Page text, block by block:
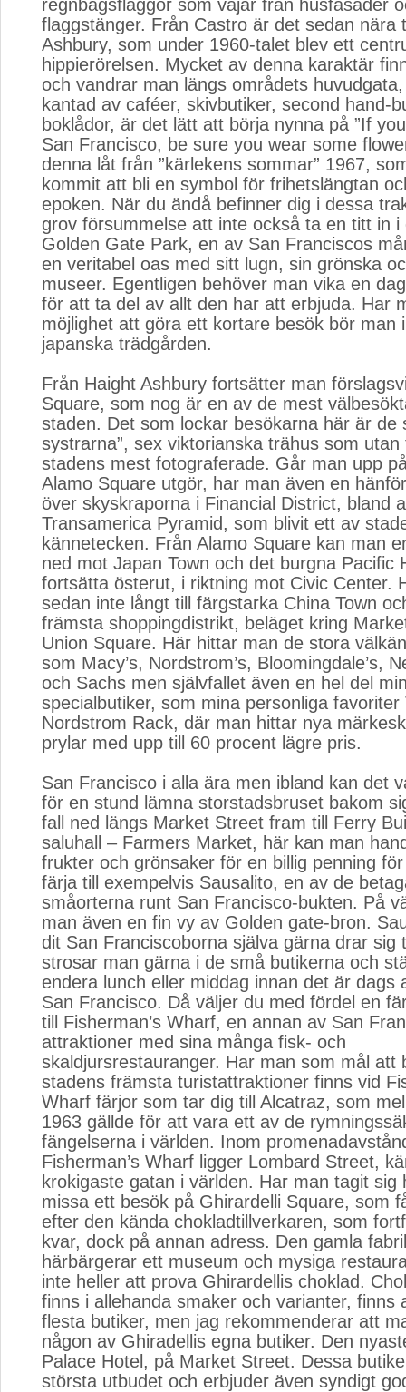
regnbågsflaggor som vajar från husfasader
flaggstänger. Från Castro är det sedan nära
Ashbury, som under 1960-talet blev ett
hippierörelsen. Mycket av denna karaktär
och vandrar man längs områdets
kantad av caféer, skivbutiker, second hand-
boklådor, är det lätt att börja nynna på ”If
San Francisco, be sure you wear some
denna låt från ”kärlekens sommar” 1967,
kommit att bli en symbol för frihetslängtan
epoken. När du ändå befinner dig i dessa
grov försummelse att inte också ta en titt in i
Golden Gate Park, en av San Franciscos
en veritabel oas med sitt lugn, sin grönska
museer. Egentligen behöver man vika en
för att ta del av allt den har att erbjuda. Har
möjlighet att göra ett kortare besök bör man
japanska trädgården.
Från Haight Ashbury fortsätter man
Square, som nog är en av de mest
staden. Det som lockar besökarna här är de
systrarna”, sex viktorianska trähus som utan
stadens mest fotograferade. Går man upp
Alamo Square utgör, har man även en
över skyskraporna i Financial District, bland
Transamerica Pyramid, som blivit ett av
kännetecken. Från Alamo Square kan man
ned mot Japan Town och det burgna Pacific
fortsätta österut, i riktning mot Civic Center.
sedan inte långt till färgstarka China Town
främsta shoppingdistrikt, beläget kring
Union Square. Här hittar man de stora
som Macy’s, Nordstrom’s, Bloomingdale’s,
och Sachs men självfallet även en hel del
specialbutiker, som mina personliga
Nordstrom Rack, där man hittar nya
prylar med upp till 60 procent lägre pris.
San Francisco i alla ära men ibland kan det
för en stund lämna storstadsbruset bakom
fall ned längs Market Street fram till Ferry
saluhall – Farmers Market, här kan man
frukter och grönsaker för en billig penning
färja till exempelvis Sausalito, en av de
småorterna runt San Francisco-bukten. På
man även en fin vy av Golden gate-bron.
dit San Franciscoborna själva gärna drar sig
strosar man gärna i de små butikerna och
endera lunch eller middag innan det är dags
San Francisco. Då väljer du med fördel en
till Fisherman’s Wharf, en annan av San
attraktioner med sina många fisk- och
skaldjursrestauranger. Har man som mål att
stadens främsta turistattraktioner finns vid
Wharf färjor som tar dig till Alcatraz, som
1963 gällde för att vara ett av de
fängelserna i världen. Inom
Fisherman’s Wharf ligger Lombard Street,
krokigaste gatan i världen. Har man tagit sig
missa ett besök på Ghirardelli Square, som
efter den kända chokladtillverkaren, som
kvar, dock på annan adress. Den gamla
härbärgerar ett museum och mysiga
inte heller att prova Ghirardellis choklad.
finns i allehanda smaker och varianter, finns
flesta butiker, men jag rekommenderar att
någon av Ghiradellis egna butiker. Den
Palace Hotel, på Market Street. Dessa
största utbudet och erbjuder även syndigt